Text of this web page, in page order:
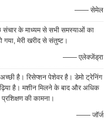
—— सेमेल
के माध्यम से सभी समस्याओं का
गया, मेरी खरीद से संतुष्ट।
—— एलेक्जेंड्रा
है। रिसेप्शन पेशेवर है। डेमो ट्रेनिंग
है। मशीन मिलने के बाद और अधिक
की कामना।
—— जॉर्ज